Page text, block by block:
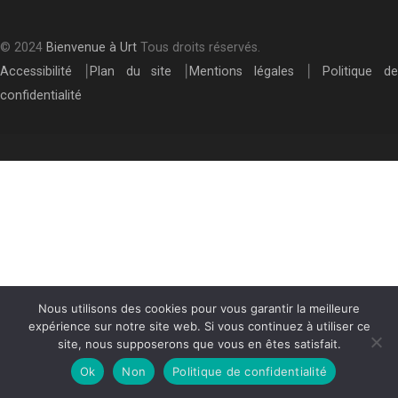
© 2024 Bienvenue à Urt Tous droits réservés.
Accessibilité
Plan du site Mentions légales
Politique de
confidentialité
Nous utilisons des cookies pour vous garantir la meilleure
expérience sur notre site web. Si vous continuez à utiliser ce
site, nous supposerons que vous en êtes satisfait.
Ok
Non Politique de confidentialité